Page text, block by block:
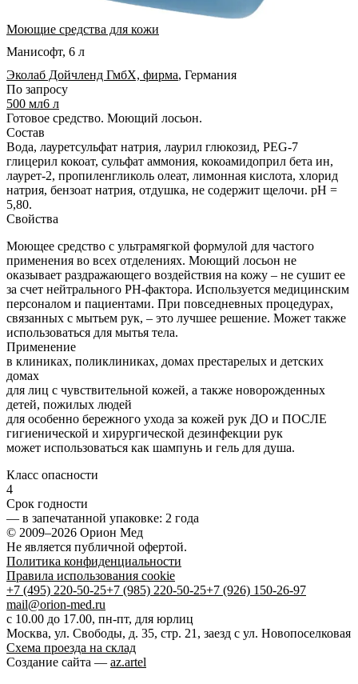
Моющие средства для кожи
Манисофт, 6 л
Эколаб Дойчленд ГмбХ, фирма, Германия
500 мл6 л
Готовое средство. Моющий лосьон.
Состав
Вода, лауретсульфат натрия, лаурил глюкозид, PEG-7
глицерил кокоат, сульфат аммония, кокоамидоприл бета ин,
лаурет-2, пропиленгликоль олеат, лимонная кислота, хлорид
натрия, бензоат натрия, отдушка, не содержит щелочи. pH =
5,80.
Свойства
Моющее средство с ультрамягкой формулой для частого
применения во всех отделениях. Моющий лосьон не
оказывает раздражающего воздействия на кожу – не сушит ее
за счет нейтрального РН-фактора. Используется медицинским
персоналом и пациентами. При повседневных процедурах,
связанных с мытьем рук, – это лучшее решение. Может также
использоваться для мытья тела.
Применение
в клиниках, поликлиниках, домах престарелых и детских
домах
для лиц с чувствительной кожей, а также новорожденных
детей, пожилых людей
для особенно бережного ухода за кожей рук ДО и ПОСЛЕ
гигиенической и хирургической дезинфекции рук
может использоваться как шампунь и гель для душа.
Класс опасности
4
Срок годности
— в запечатанной упаковке: 2 года
По запросу
© 2009–2026 Орион Мед
Не является публичной офертой.
Политика конфиденциальности
Правила использования cookie
+7 (495) 220-50-25+7 (985) 220-50-25+7 (926) 150-26-97
mail@orion-med.ru
c 10.00 до 17.00, пн-пт, для юрлиц
Москва, ул. Свободы, д. 35, стр. 21, заезд с ул. Новопоселковая
Схема проезда на склад
Создание сайта — az.artel